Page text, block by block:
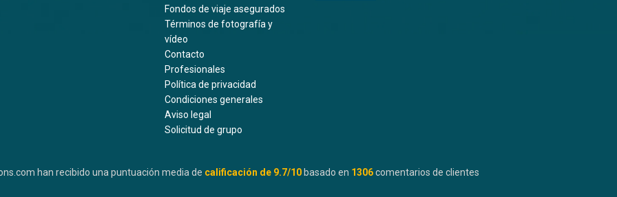
Fondos de viaje asegurados
Términos de fotografía y
vídeo
Contacto
Profesionales
Política de privacidad
Condiciones generales
Aviso legal
Solicitud de grupo
han recibido una puntuación media de calificación de 9.7/10 basado en 1306comentarios de clientes